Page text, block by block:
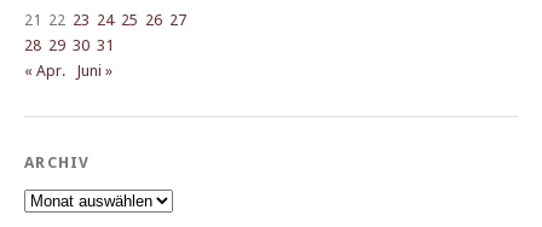
21 22 23 24 25 26 27
28 29 30 31
« Apr.
Juni »
ARCHIV
Archiv